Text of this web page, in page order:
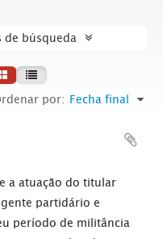
de búsqueda
por: Fecha final
a atuação do titular
partidário e
período de militância